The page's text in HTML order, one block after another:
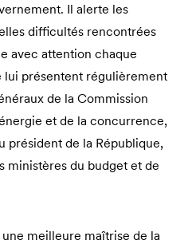
Il alerte les
difficultés rencontrées
avec attention chaque
lui présentent régulièrement
de la Commission
et de la concurrence,
président de la République,
ministères du budget et de
meilleure maîtrise de la